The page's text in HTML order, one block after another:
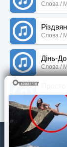
Слова /
Слова /
Дінь-
Слова /
Слова /
Ганна
©